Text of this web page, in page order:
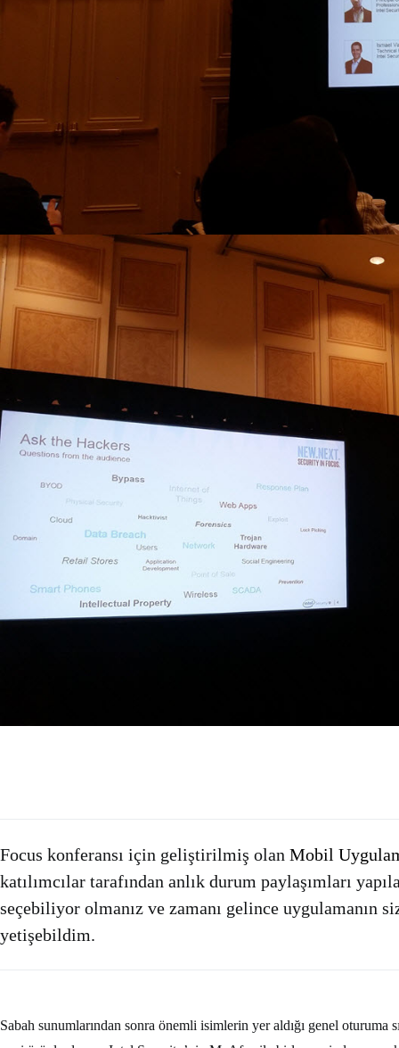
Focus konferansı için geliştirilmiş olan Mobil
katılımcılar tarafından anlık durum paylaşımları
seçebiliyor olmanız ve zamanı gelince uygulamanın
yetişebildim.
Sabah sunumlarından sonra önemli isimlerin yer aldığı genel